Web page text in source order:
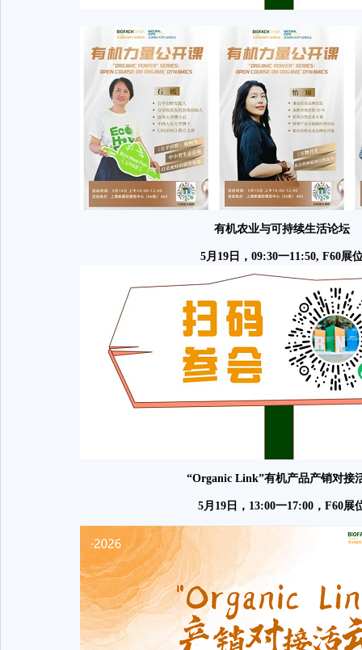
有机农业与可持续生活论坛
5月19日，09:30一11:50, F60展
“Organic Link”有机产品产销对接
5月19日，13:00一17:00，F60展